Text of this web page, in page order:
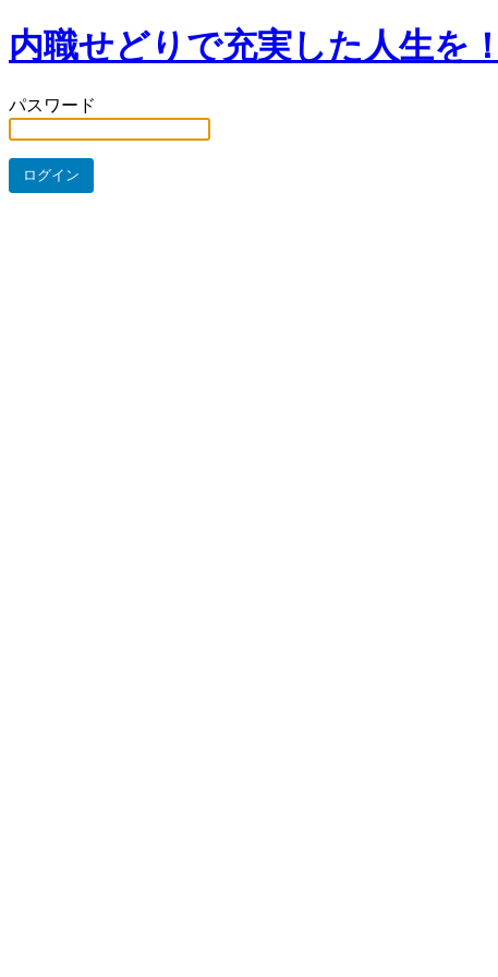
内職せどりで充実した人生を
パスワード